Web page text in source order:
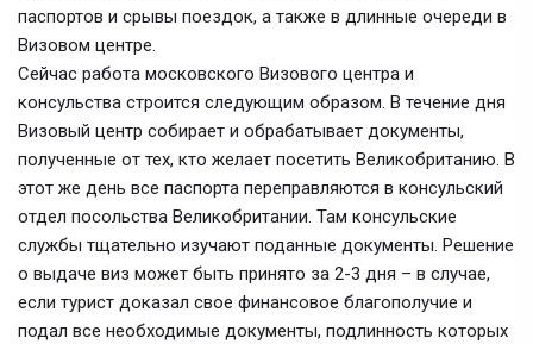
паспортов и срывы поездок, а также в длинные очереди в
Визовом центре.
Сейчас работа московского Визового центра и
консульства строится следующим образом. В течение дня
Визовый центр собирает и обрабатывает документы,
полученные от тех, кто желает посетить Великобританию. В
этот же день все паспорта переправляются в консульский
отдел посольства Великобритании. Там консульские
службы тщательно изучают поданные документы. Решение
о выдаче виз может быть принято за 2-3 дня – в случае,
если турист доказал свое финансовое благополучие и
подал все необходимые документы, подлинность которых